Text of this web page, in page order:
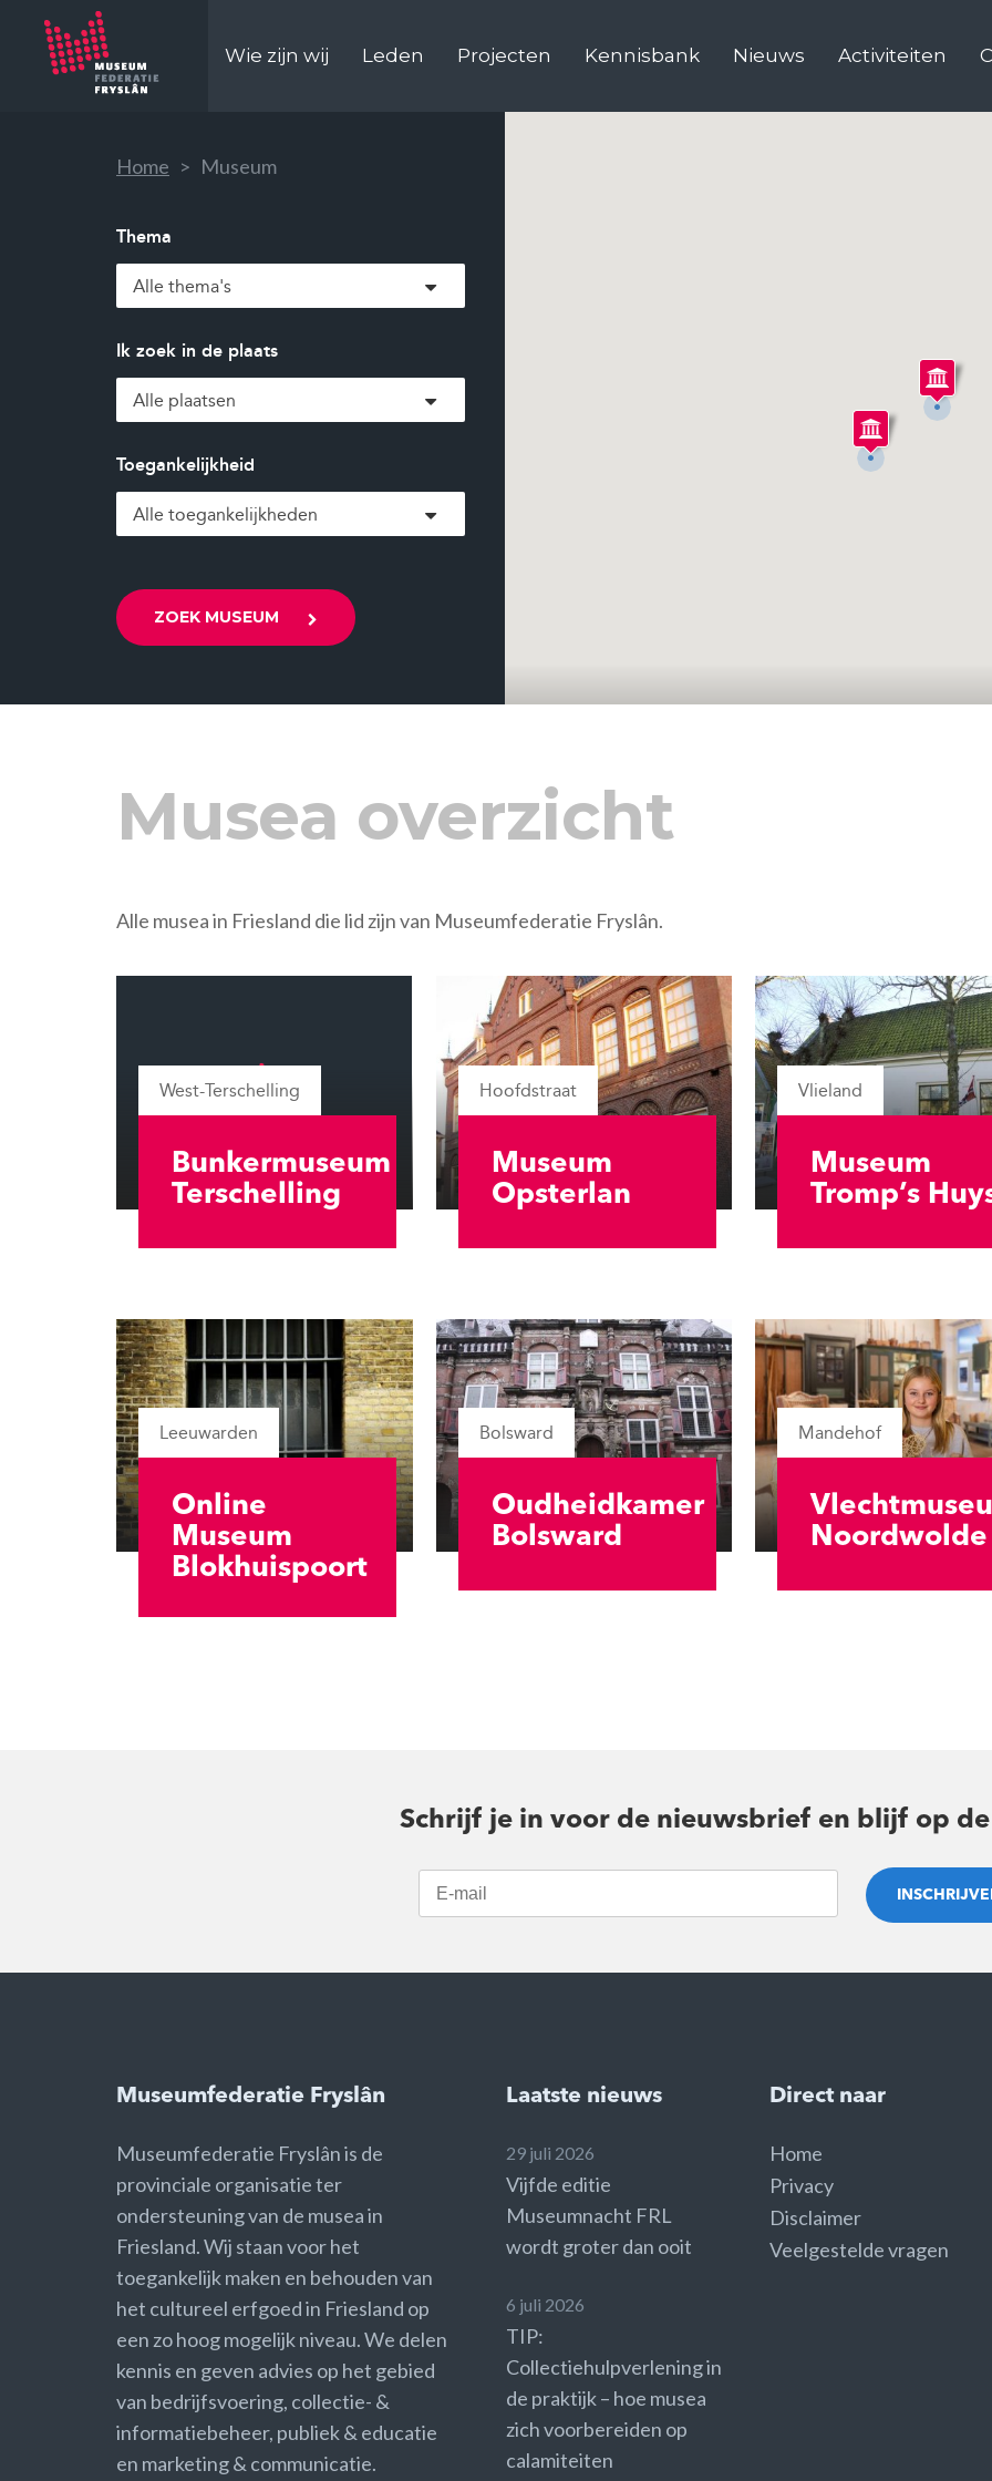
Wie zijn wij Leden Projecten Kennisbank Nieuws Activiteiten
Home > Museum
Thema
Ik zoek in de plaats
Toegankelijkheid
ZOEK MUSEUM
Musea overzicht
Alle musea in Friesland die lid zijn van Museumfederatie Fryslân.
West-Terschelling
Bunkermuseum
Terschelling
Hoofdstraat
Museum
Opsterlan
Vlieland
Museum
Tromp’s
Leeuwarden
Online
Museum
Blokhuispoort
Bolsward
Oudheidkamer
Bolsward
Mandehof
Noordwolde
Schrijf je in voor de nieuwsbrief en blijf op
Museumfederatie Fryslân
Museumfederatie Fryslân is de
provinciale organisatie ter
ondersteuning van de musea in
Friesland. Wij staan voor het
toegankelijk maken en behouden van
het cultureel erfgoed in Friesland op
een zo hoog mogelijk niveau. We delen
kennis en geven advies op het gebied
van bedrijfsvoering, collectie- &
informatiebeheer, publiek & educatie
en marketing & communicatie.
Laatste nieuws
29 juli 2026
Vijfde editie
Museumnacht FRL
wordt groter dan ooit
6 juli 2026
TIP:
Collectiehulpverlening in
de praktijk – hoe musea
zich voorbereiden op
calamiteiten
Direct naar
Home
Privacy
Disclaimer
Veelgestelde vragen